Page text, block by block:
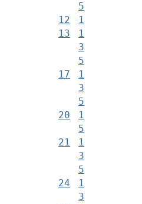
5
12
1
13
1
3
5
17
1
3
5
20
1
5
21
1
3
5
24
1
3